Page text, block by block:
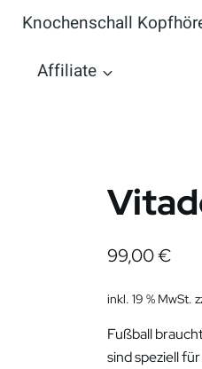
Knochenschall
Affiliate
99,00€
inkl. 19 % MwSt.
Fußball
sind speziell